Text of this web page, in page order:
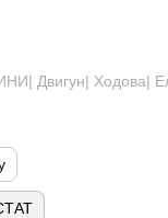
Двигун| Ходова|